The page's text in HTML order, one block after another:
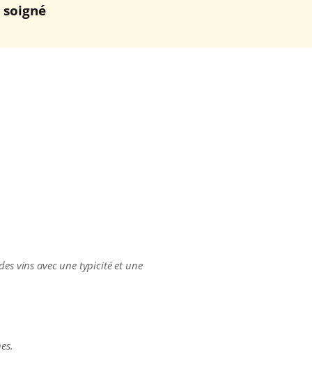
soigné
vins avec une typicité et une